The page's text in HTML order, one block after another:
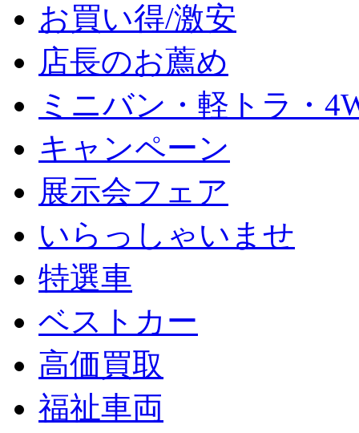
お買い得/激安
店長のお薦め
ミニバン・軽トラ・
キャンペーン
展示会フェア
いらっしゃいませ
特選車
ベストカー
高価買取
福祉車両